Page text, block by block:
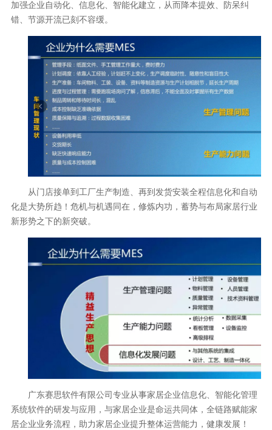
加强企业自动化、信息化、智能化建立，从而降本提效、防呆纠
错、节源开流已刻不容缓。
从门店接单到工厂生产制造、再到发货安装全程信息化和自动
化是大势所趋！危机与机遇同在，修炼内功，蓄势与布局家居行业
新形势之下的新突破。
广东赛思软件有限公司专业从事家居企业信息化、智能化管理
系统软件的研发与应用，与家居企业是命运共同体，全链路赋能家
居企业业务流程，助力家居企业提升整体运营能力，健康发展！